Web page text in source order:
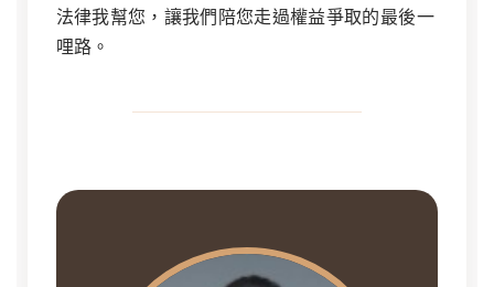
法律我幫您，讓我們陪您走過權益爭取的最後一
哩路。